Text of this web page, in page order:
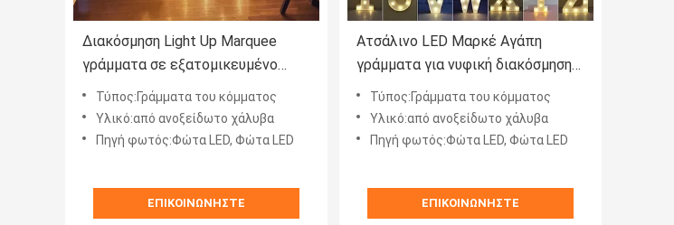
Διακόσμηση Light Up Marquee
γράμματα σε εξατομικευμένο
χρώμα για το πάρτι γενέθλια
αγάπη στέκεται
Τύπος:Γράμματα του κόμματος
Υλικό:από ανοξείδωτο χάλυβα
Πηγή φωτός:Φώτα LED, Φώτα LED
ΕΠΙΚΟΙΝΩΝΉΣΤΕ
Ατσάλινο LED Μαρκέ Αγάπη
γράμματα για νυφική διακόσμηση
φώτα τέλεια προσθήκη
Τύπος:Γράμματα του κόμματος
Υλικό:από ανοξείδωτο χάλυβα
Πηγή φωτός:Φώτα LED, Φώτα LED
ΕΠΙΚΟΙΝΩΝΉΣΤΕ